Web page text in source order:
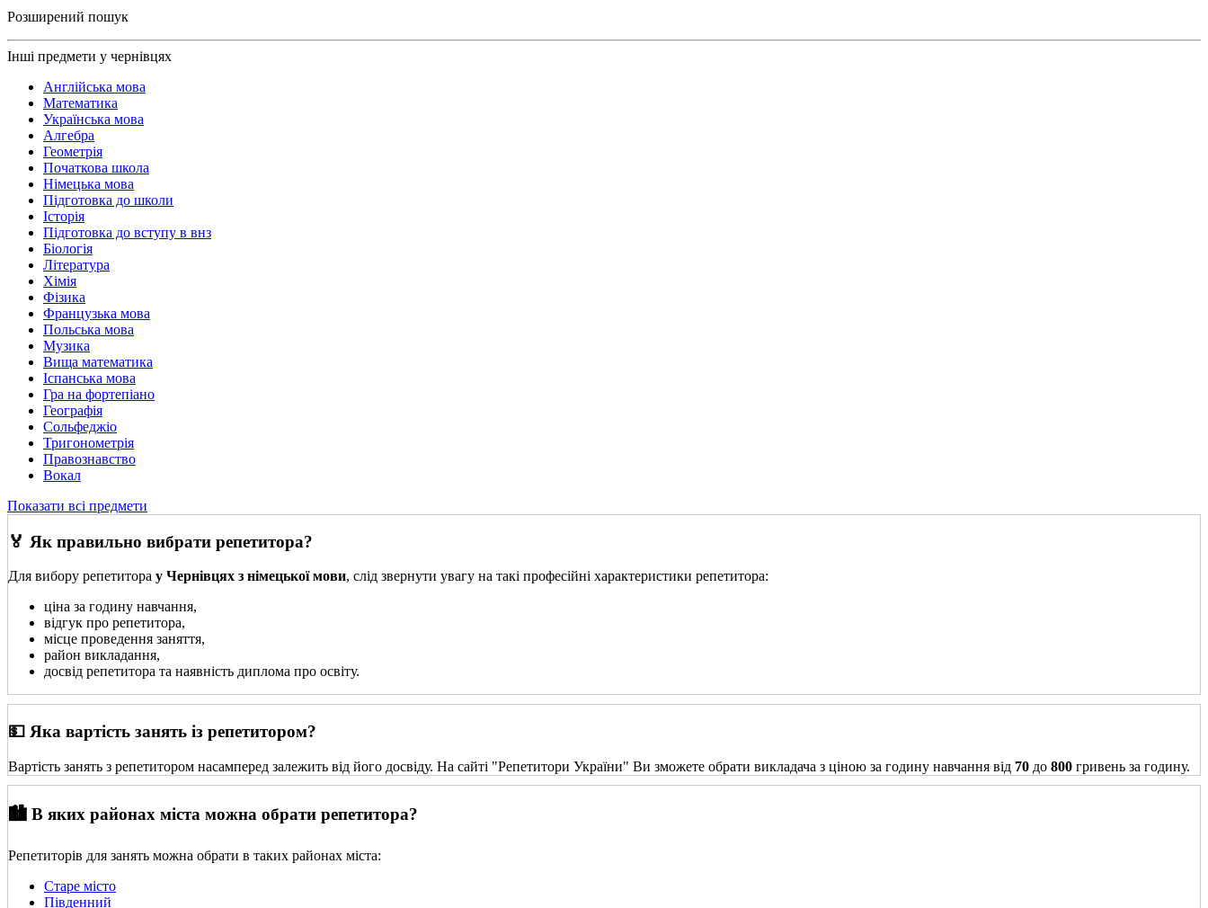
Розширений пошук
Інші предмети у чернівцях
Англійська мова
Математика
Українська мова
Алгебра
Геометрія
Початкова школа
Німецька мова
Підготовка до школи
Історія
Підготовка до вступу в внз
Біологія
Література
Хімія
Фізика
Французька мова
Польська мова
Музика
Вища математика
Іспанська мова
Гра на фортепіано
Географія
Сольфеджіо
Тригонометрія
Правознавство
Вокал
Показати всі предмети
🏅 Як правильно вибрати репетитора?
Для вибору репетитора у Чернівцях з німецької мови, слід звернути увагу на такі професійні характеристики репетитора:
ціна за годину навчання,
відгук про репетитора,
місце проведення заняття,
район викладання,
досвід репетитора та наявність диплома про освіту.
💵 Яка вартість занять із репетитором?
Вартість занять з репетитором насамперед залежить від його досвіду. На сайті "Репетитори України" Ви зможете обрати викладача з ціною за годину навчання від 70 до 800 гривень за годину.
🏙️ В яких районах міста можна обрати репетитора?
Репетиторів для занять можна обрати в таких районах міста:
Старе місто
Південний